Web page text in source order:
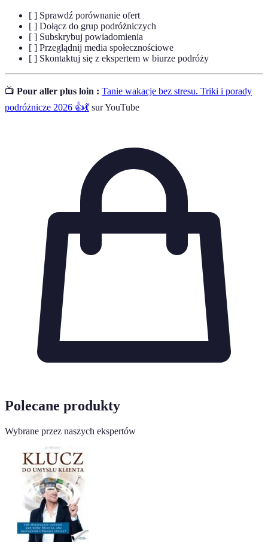
[ ] Sprawdź porównanie ofert
[ ] Dołącz do grup podróżniczych
[ ] Subskrybuj powiadomienia
[ ] Przeglądnij media społecznościowe
[ ] Skontaktuj się z ekspertem w biurze podróży
📺 Pour aller plus loin : Tanie wakacje bez stresu. Triki i porady
podróżnicze 2026 👍💃 sur YouTube
Polecane produkty
Wybrane przez naszych ekspertów